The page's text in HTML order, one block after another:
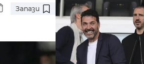
Запази